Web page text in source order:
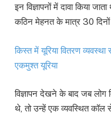
इन विज्ञापनों में दावा किया
कठिन मेहनत के मात्र 30
किस्त में यूरिया वितरण व्यवस्था
एकमुश्त यूरिया
विज्ञापन देखने के बाद जब
थे, तो उन्हें एक व्यवस्थित कॉल